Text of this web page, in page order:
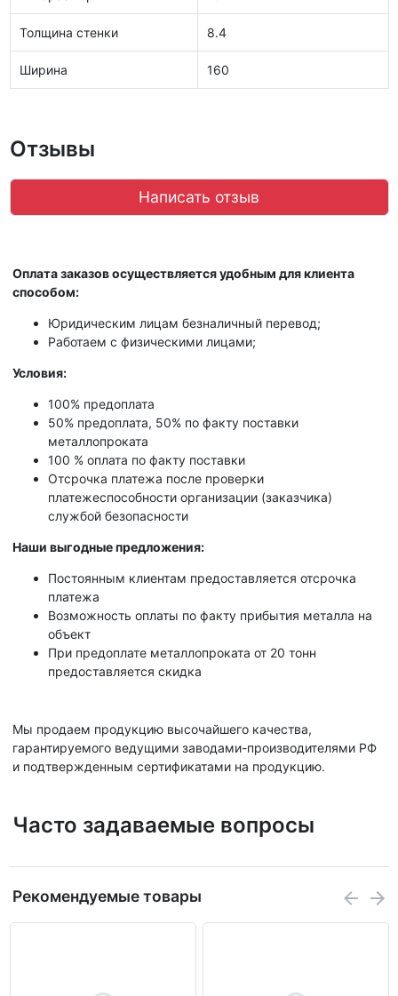
Толщина стенки 8.4
Ширина 160
Отзывы
Написать отзыв
Оплата заказов осуществляется удобным для клиента
способом:
Юридическим лицам безналичный перевод;
Работаем с физическими лицами;
Условия:
100% предоплата
50% предоплата, 50% по факту поставки
металлопроката
100 % оплата по факту поставки
Отсрочка платежа после проверки
платежеспособности организации (заказчика)
службой безопасности
Наши выгодные предложения:
Постоянным клиентам предоставляется отсрочка
платежа
Возможность оплаты по факту прибытия металла на
объект
При предоплате металлопроката от 20 тонн
предоставляется скидка
Мы продаем продукцию высочайшего качества,
гарантируемого ведущими заводами-производителями РФ
и подтвержденным сертификатами на продукцию.
Часто задаваемые вопросы
Рекомендуемые товары